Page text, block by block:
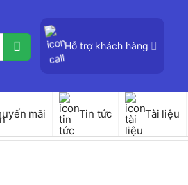
Hỗ trợ khách hàng
mãi Tin tức Tài liệu